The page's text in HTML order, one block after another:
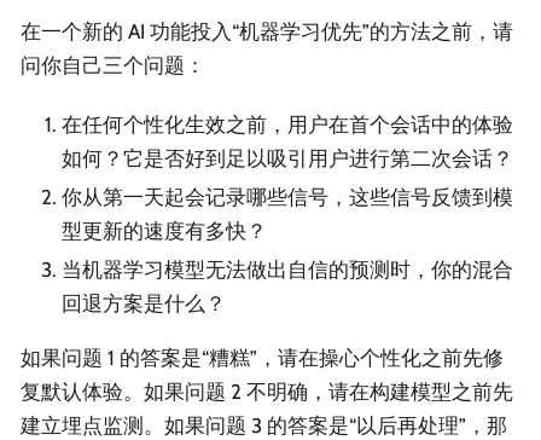
在一个新的 AI 功能投入“机器学习优先”的方法之前，请
问你自己三个问题：
在任何个性化生效之前，用户在首个会话中的体验
如何？它是否好到足以吸引用户进行第二次会话？
你从第一天起会记录哪些信号，这些信号反馈到模
型更新的速度有多快？
当机器学习模型无法做出自信的预测时，你的混合
回退方案是什么？
如果问题 1 的答案是“糟糕”，请在操心个性化之前先修
复默认体验。如果问题 2 不明确，请在构建模型之前先
建立埋点监测。如果问题 3 的答案是“以后再处理”，那